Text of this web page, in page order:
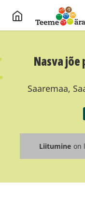
Nasva
Saaremaa,
Liitumine on